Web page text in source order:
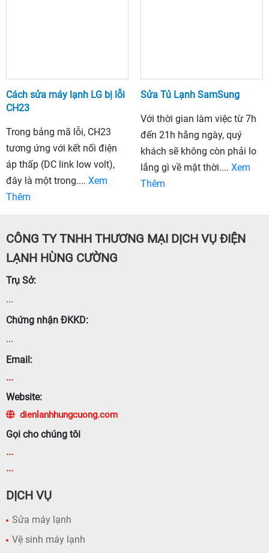
Cách sửa máy lạnh LG bị lỗi
CH23
Trong bảng mã lỗi, CH23
tương ứng với kết nối điện
áp thấp (DC link low volt),
đây là một trong.... Xem
Thêm
Sửa Tủ Lạnh SamSung
Với thời gian làm việc từ 7h
đến 21h hằng ngày, quý
khách sẽ không còn phải lo
lắng gì về mặt thời.... Xem
Thêm
CÔNG TY TNHH THƯƠNG MẠI DỊCH VỤ ĐIỆN
LẠNH HÙNG CƯỜNG
Trụ Sở:
...
Chứng nhận ĐKKD:
...
Email:
...
Website:
dienlanhhungcuong.com
Gọi cho chúng tôi
...
...
DỊCH VỤ
Sửa máy lạnh
Vệ sinh máy lạnh